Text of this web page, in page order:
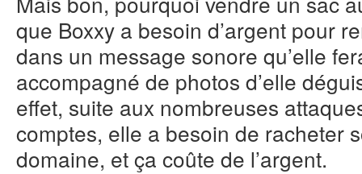
que Boxxy a besoin d’argent pour
dans un message sonore qu’elle
accompagné de photos d’elle
effet, suite aux nombreuses
comptes, elle a besoin de racheter
domaine, et ça coûte de l’argent.